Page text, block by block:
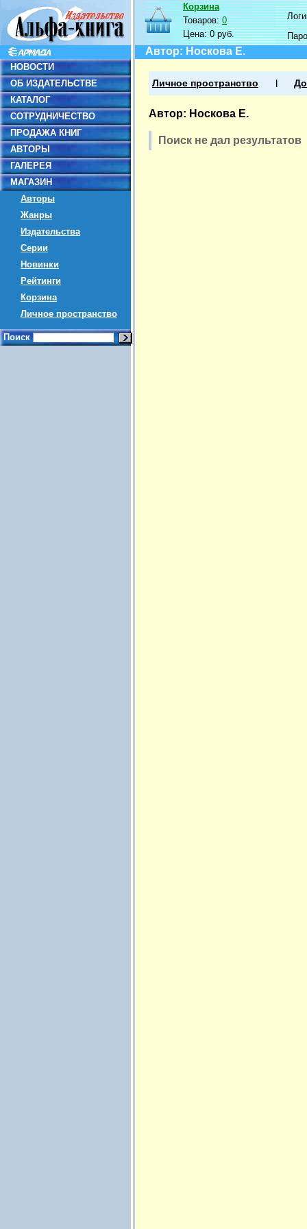
НОВОСТИ
ОБ ИЗДАТЕЛЬСТВЕ
КАТАЛОГ
СОТРУДНИЧЕСТВО
ПРОДАЖА КНИГ
АВТОРЫ
ГАЛЕРЕЯ
МАГАЗИН
Авторы
Жанры
Издательства
Серии
Новинки
Рейтинги
Корзина
Личное пространство
Поиск
Корзина
Товаров:0
Цена:0 руб.
Автор: Носкова Е.
Личное пространство
Автор: Носкова Е.
Поиск не дал результатов